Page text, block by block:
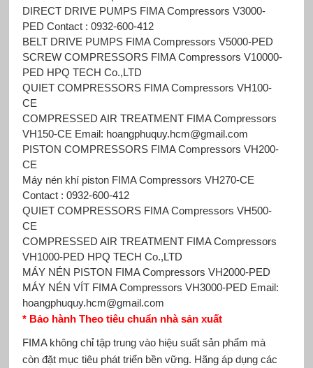
DIRECT DRIVE PUMPS FIMA Compressors V3000-
PED Contact : 0932-600-412
BELT DRIVE PUMPS FIMA Compressors V5000-PED
SCREW COMPRESSORS FIMA Compressors V10000-
PED HPQ TECH Co.,LTD
QUIET COMPRESSORS FIMA Compressors VH100-
CE
COMPRESSED AIR TREATMENT FIMA Compressors
VH150-CE Email: hoangphuquy.hcm@gmail.com
PISTON COMPRESSORS FIMA Compressors VH200-
CE
Máy nén khí piston FIMA Compressors VH270-CE
Contact : 0932-600-412
QUIET COMPRESSORS FIMA Compressors VH500-
CE
COMPRESSED AIR TREATMENT FIMA Compressors
VH1000-PED HPQ TECH Co.,LTD
MÁY NÉN PISTON FIMA Compressors VH2000-PED
MÁY NÉN VÍT FIMA Compressors VH3000-PED Email:
hoangphuquy.hcm@gmail.com
* Bảo hành Theo tiêu chuẩn nhà sản xuất
FIMA không chỉ tập trung vào hiệu suất sản phẩm mà
còn đặt mục tiêu phát triển bền vững. Hãng áp dụng các